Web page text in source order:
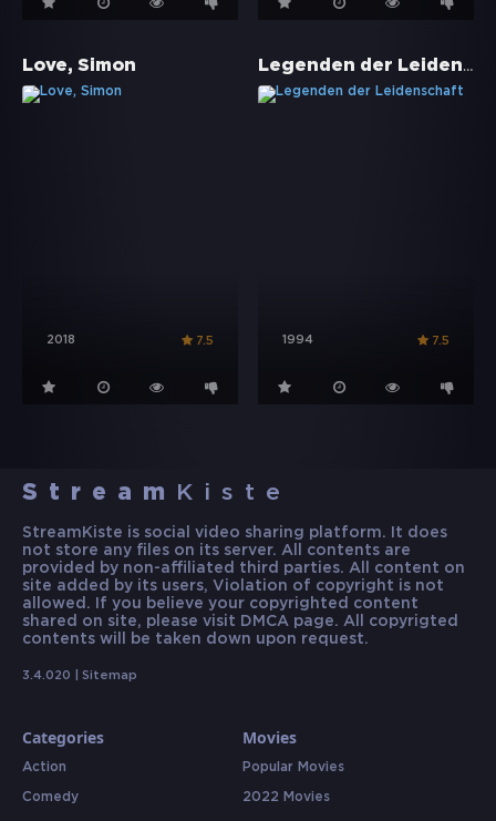
Love, Simon
2018 7.5
Legenden der Leidenschaft
1994 7.5
Stream Kiste
StreamKiste is social video sharing platform. It does
not store any files on its server. All contents are
provided by non-affiliated third parties. All content on
site added by its users, Violation of copyright is not
allowed. If you believe your copyrighted content
shared on site, please visit DMCA page. All copyrigted
contents will be taken down upon request.
3.4.020 | Sitemap
Categories
Action
Comedy
Movies
Popular Movies
2022 Movies